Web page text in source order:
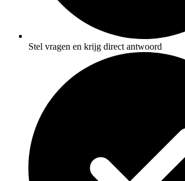
Stel vragen en krijg direct antwoord